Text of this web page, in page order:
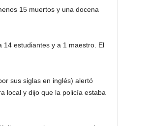
15 muertos y una docena
14 estudiantes y a 1 maestro. El
sus siglas en inglés) alertó
local y dijo que la policía estaba